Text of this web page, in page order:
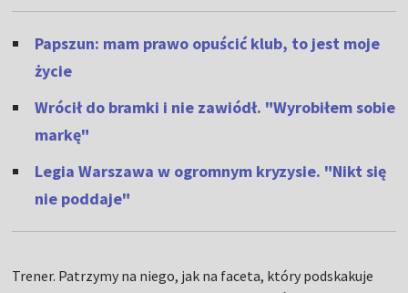
Papszun: mam prawo opuścić klub, to jest moje
życie
Wrócił do bramki i nie zawiódł. "Wyrobiłem sobie
markę"
Legia Warszawa w ogromnym kryzysie. "Nikt się
nie poddaje"
Trener. Patrzymy na niego, jak na faceta, który podskakuje